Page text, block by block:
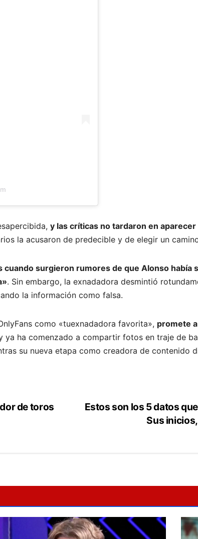
y las críticas no tardaron en
la acusaron de predecible y de elegir un
cuando surgieron rumores de que Alonso había
. Sin embargo, la exnadadora desmintió
la información como falsa.
como «tuexnadadora favorita», promete
ya ha comenzado a compartir fotos en traje de
su nueva etapa como creadora de contenido
Estos son los 5 datos
Sus
de toros